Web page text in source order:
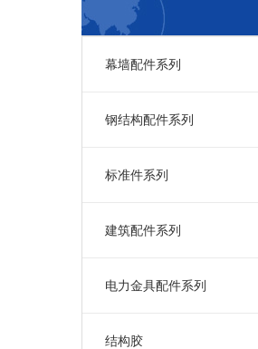
幕墙配件系列
钢结构配件系列
标准件系列
建筑配件系列
电力金具配件系列
结构胶